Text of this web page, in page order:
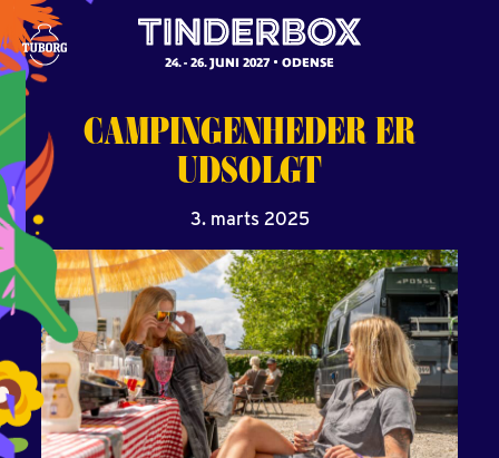
24. - 26. JUNI 2027 ODENSE
CAMPINGENHEDERER
UDSOLGT
3. marts 2025